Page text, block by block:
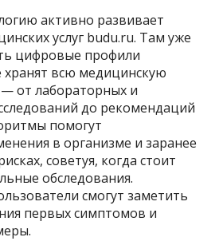
активно развивает
услуг budu.ru. Там уже
цифровые профили
всю медицинскую
от лабораторных и
до рекомендаций
помогут
в организме и заранее
советуя, когда стоит
обследования.
смогут заметить
первых симптомов и